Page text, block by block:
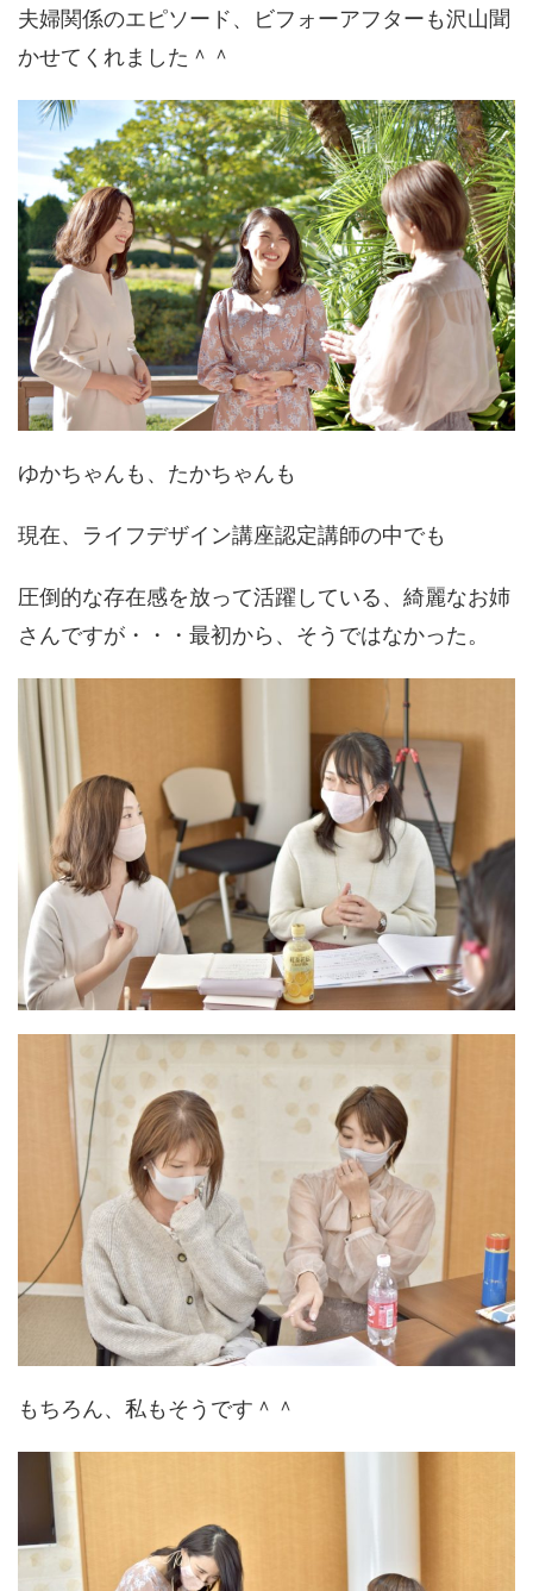
夫婦関係のエピソード、ビフォーアフターも沢山聞
かせてくれました＾＾
ゆかちゃんも、たかちゃんも
現在、ライフデザイン講座認定講師の中でも
圧倒的な存在感を放って活躍している、綺麗なお姉
さんですが・・・最初から、そうではなかった。
もちろん、私もそうです＾＾